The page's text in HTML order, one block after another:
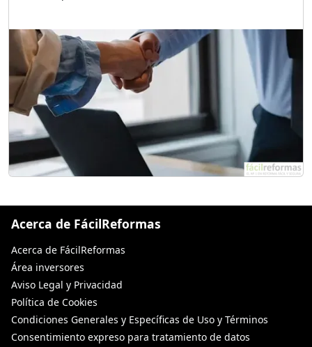
Acerca de FácilReformas
Acerca de FácilReformas
Área inversores
Aviso Legal y Privacidad
Política de Cookies
Condiciones Generales y Específicas de Uso y Términos
Consentimiento expreso para tratamiento de datos